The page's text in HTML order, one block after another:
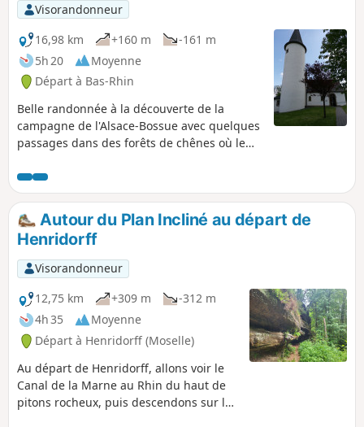
Visorandonneur
16,98 km
+160 m
-161 m
5h 20
Moyenne
Départ à Bas-Rhin
Belle randonnée à la découverte de la
campagne de l'Alsace-Bossue avec quelques
passages dans des forêts de chênes où le
Autour du Plan Incliné au départ de
Henridorff
Visorandonneur
12,75 km
+309 m
-312 m
4h 35
Moyenne
Départ à Henridorff (Moselle)
Au départ de Henridorff, allons voir le
Canal de la Marne au Rhin du haut de
pitons rocheux, puis descendons sur les